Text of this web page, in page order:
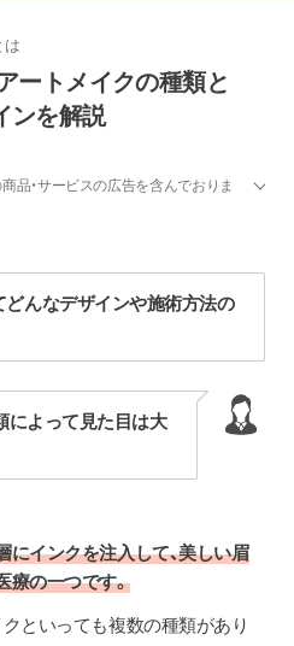
は
ートメイクの種類と
ンを解説
品・サービスの広告を含んでおりま
どんなデザインや施術方法の
によって見た目は大
インクを注入して、美しい眉
療の一つです。
といっても複数の種類があり